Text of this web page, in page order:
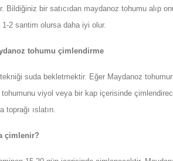
Bildiğiniz bir satıcıdan maydanoz tohumu alıp
1-2 santim olursa daha iyi olur.
tohumu çimlendirme
suda bekletmektir. Eğer Maydanoz
tohumunu viyol veya bir kap içerisinde
toprağı ıslatın.
çimlenir?